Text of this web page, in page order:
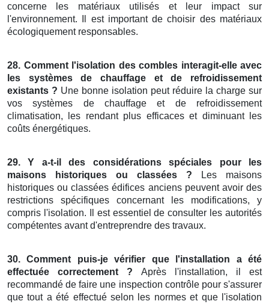
concerne les matériaux utilisés et leur impact sur
l'environnement. Il est important de choisir des matériaux
écologiquement responsables.
28. Comment l'isolation des combles interagit-elle avec
les systèmes de chauffage et de refroidissement
existants ? Une bonne isolation peut réduire la charge sur
vos systèmes de chauffage et de refroidissement
climatisation, les rendant plus efficaces et diminuant les
coûts énergétiques.
29. Y a-t-il des considérations spéciales pour les
maisons historiques ou classées ? Les maisons
historiques ou classées édifices anciens peuvent avoir des
restrictions spécifiques concernant les modifications, y
compris l'isolation. Il est essentiel de consulter les autorités
compétentes avant d'entreprendre des travaux.
30. Comment puis-je vérifier que l'installation a été
effectuée correctement ? Après l'installation, il est
recommandé de faire une inspection contrôle pour s'assurer
que tout a été effectué selon les normes et que l'isolation